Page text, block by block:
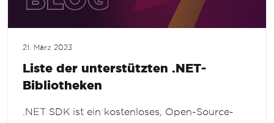
21. März 2023
Liste der unterstützten .NET-
Bibliotheken
.NET SDK ist ein kostenloses, Open-Source-